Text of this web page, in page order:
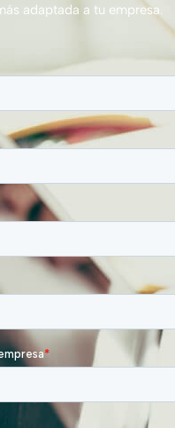
adaptada a tu empresa.